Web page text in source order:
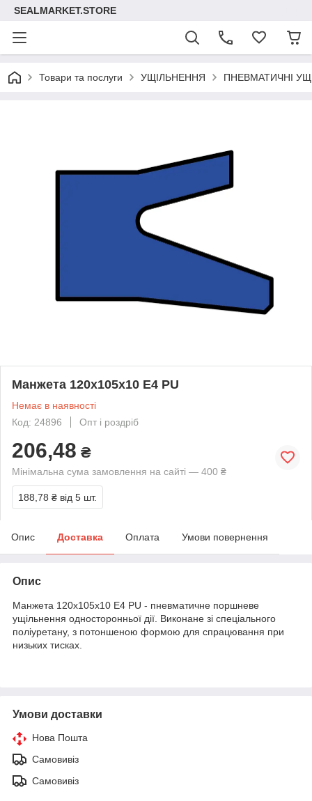
SEALMARKET.STORE
Товари та послуги УЩІЛЬНЕННЯ ПНЕВМАТИЧНІ
Манжета 120х105х10 E4 PU
Немає в наявності
Код: 24896
Опт і роздріб
206,48 ₴
Мінімальна сума замовлення на сайті — 400 ₴
188,78 ₴ від 5 шт.
Опис Доставка Оплата Умови повернення
Опис
Манжета 120х105х10 E4 PU - пневматичне поршневе
ущільнення односторонньої дії. Виконане зі спеціального
поліуретану, з потоншеною формою для спрацювання при
низьких тисках.
Умови доставки
Нова Пошта
Самовивіз
Самовивіз